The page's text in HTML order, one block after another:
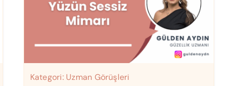
Kategori: Uzman Görüşleri